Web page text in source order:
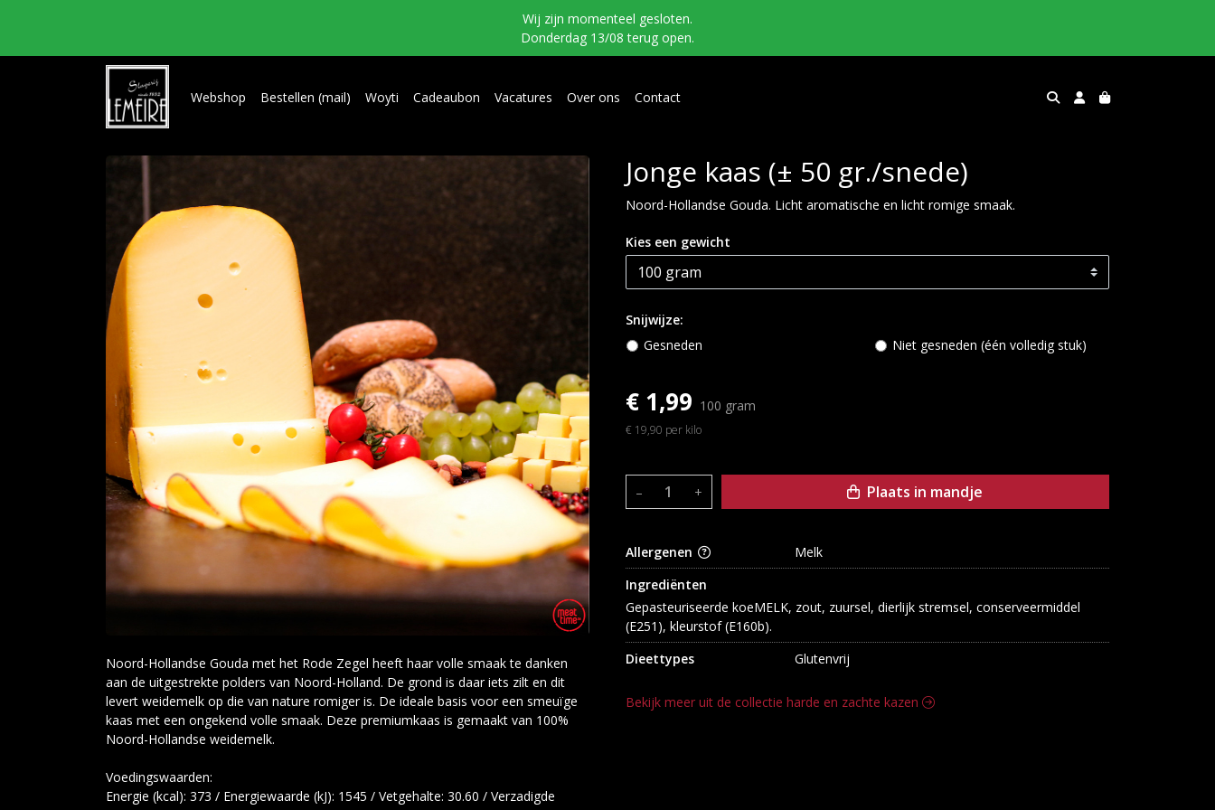
Wij zijn momenteel gesloten.
Donderdag 13/08 terug open.
Webshop Bestellen (mail) Woyti Cadeaubon Vacatures Over ons Contact
Noord-Hollandse Gouda met het Rode Zegel heeft haar volle smaak te danken
aan de uitgestrekte polders van Noord-Holland. De grond is daar iets zilt en dit
levert weidemelk op die van nature romiger is. De ideale basis voor een smeuïge
kaas met een ongekend volle smaak. Deze premiumkaas is gemaakt van 100%
Noord-Hollandse weidemelk.
Voedingswaarden:
Energie (kcal): 373 / Energiewaarde (kJ): 1545 / Vetgehalte: 30.60 / Verzadigde
Jonge kaas (± 50 gr./snede)
Noord-Hollandse Gouda. Licht aromatische en licht romige smaak.
Kies een gewicht
Snijwijze:
Gesneden
Niet gesneden (één volledig stuk)
€ 1,99 100 gram
€ 19,90 per kilo
– + Plaats in mandje
Allergenen
Melk
Ingrediënten
Gepasteuriseerde koeMELK, zout, zuursel, dierlijk stremsel, conserveermiddel
(E251), kleurstof (E160b).
Dieettypes
Glutenvrij
Bekijk meer uit de collectie harde en zachte kazen